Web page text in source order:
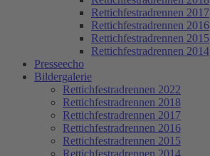
Rettichfestradrennen 2017
Rettichfestradrennen 2016
Rettichfestradrennen 2015
Rettichfestradrennen 2014
Presseecho
Bildergalerie
Rettichfestradrennen 2022
Rettichfestradrennen 2018
Rettichfestradrennen 2017
Rettichfestradrennen 2016
Rettichfestradrennen 2015
Rettichfestradrennen 2014